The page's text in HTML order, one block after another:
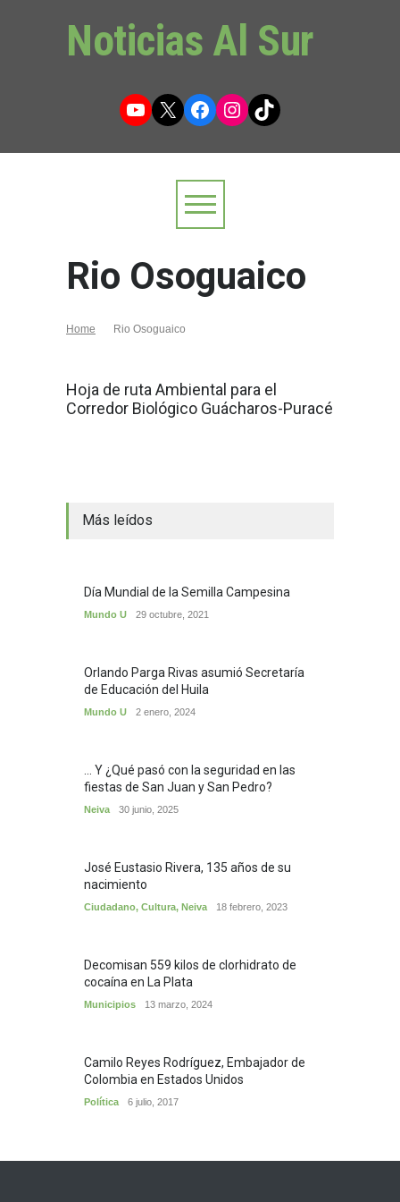
Noticias Al Sur
YouTube
X Facebook
Instagram
TikTok
Rio Osoguaico
Home Rio Osoguaico
Hoja de ruta Ambiental para el
Corredor Biológico Guácharos-Puracé
Más leídos
Día Mundial de la Semilla Campesina
Mundo U 29 octubre, 2021
Orlando Parga Rivas asumió Secretaría
de Educación del Huila
Mundo U 2 enero, 2024
... Y ¿Qué pasó con la seguridad en las
fiestas de San Juan y San Pedro?
Neiva 30 junio, 2025
José Eustasio Rivera, 135 años de su
nacimiento
Ciudadano, Cultura, Neiva 18 febrero, 2023
Decomisan 559 kilos de clorhidrato de
cocaína en La Plata
Municipios 13 marzo, 2024
Camilo Reyes Rodríguez, Embajador de
Colombia en Estados Unidos
Política 6 julio, 2017